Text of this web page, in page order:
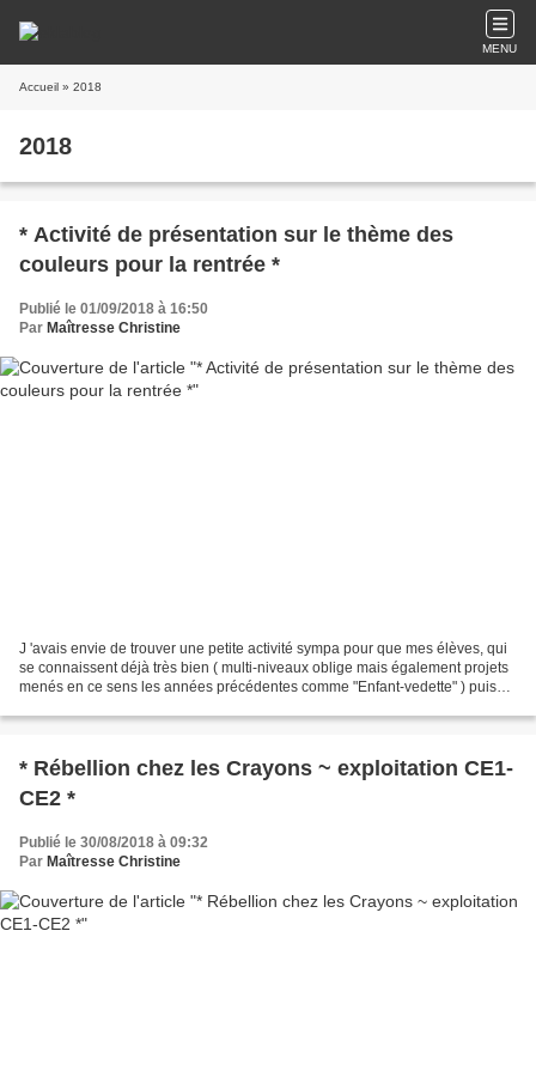
MENU
Accueil » 2018
2018
* Activité de présentation sur le thème des
couleurs pour la rentrée *
Publié le 01/09/2018 à 16:50
Par Maîtresse Christine
J 'avais envie de trouver une petite activité sympa pour que mes élèves, qui
se connaissent déjà très bien ( multi-niveaux oblige mais également projets
menés en ce sens les années précédentes comme "Enfant-vedette" ) puisse
* Rébellion chez les Crayons ~ exploitation CE1-
CE2 *
Publié le 30/08/2018 à 09:32
Par Maîtresse Christine